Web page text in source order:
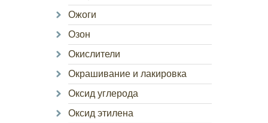
Ожоги
Озон
Окислители
Окрашивание и лакировка
Оксид углерода
Оксид этилена